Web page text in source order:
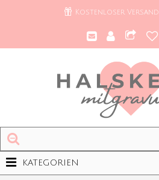
Kostenloser Versand
KATEGORIEN